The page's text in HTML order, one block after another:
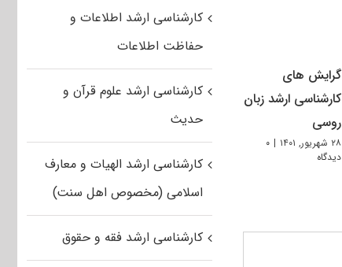
گرایش های
کارشناسی ارشد زبان
روسی
۲۸ شهریور, ۱۴۰۱ | ۰
دیدگاه
کارشناسی ارشد اطلاعات و
حفاظت اطلاعات
کارشناسی ارشد علوم قرآن و
حدیث
کارشناسی ارشد الهیات و معارف
اسلامی (مخصوص اهل سنت)
کارشناسی ارشد فقه و حقوق